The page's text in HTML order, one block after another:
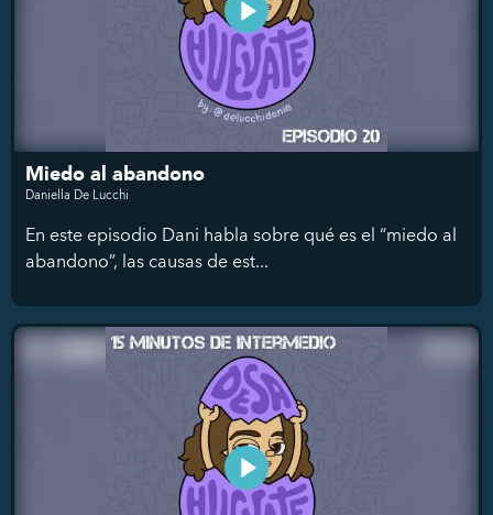
Miedo al abandono
Daniella De Lucchi
En este episodio Dani habla sobre qué es el “miedo al
abandono”, las causas de est...